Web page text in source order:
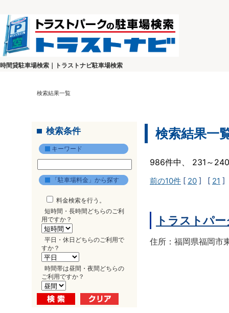
時間貸駐車場検索｜トラストナビ駐車場検索
検索結果一覧
検索条件
キーワード
「駐車場料金」から探す
料金検索を行う。
短時間・長時間どちらのご利
用ですか？
平日・休日どちらのご利用で
すか？
時間帯は昼間・夜間どちらの
ご利用ですか？
検索結果一
986件中、 231～
前の10件 [ 20 ] [ 21 ]
トラストパ
住所：福岡県福岡市